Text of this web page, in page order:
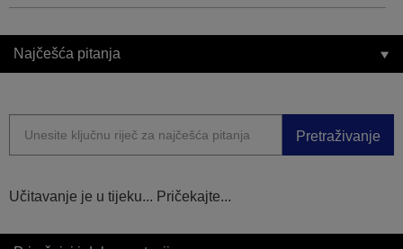
Najčešća pitanja
Pretraživanje
Učitavanje je u tijeku... Pričekajte...